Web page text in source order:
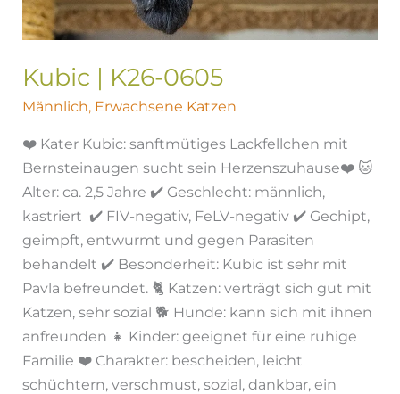
Kubic | K26-0605
Männlich, Erwachsene Katzen
❤️ Kater Kubic: sanftmütiges Lackfellchen mit
Bernsteinaugen sucht sein Herzenszuhause❤️ 🐱
Alter: ca. 2,5 Jahre ✔️ Geschlecht: männlich,
kastriert ✔️ FIV-negativ, FeLV-negativ ✔️ Gechipt,
geimpft, entwurmt und gegen Parasiten
behandelt ✔️ Besonderheit: Kubic ist sehr mit
Pavla befreundet. 🐈 Katzen: verträgt sich gut mit
Katzen, sehr sozial 🐕 Hunde: kann sich mit ihnen
anfreunden 👧 Kinder: geeignet für eine ruhige
Familie ❤️ Charakter: bescheiden, leicht
schüchtern, verschmust, sozial, dankbar, ein